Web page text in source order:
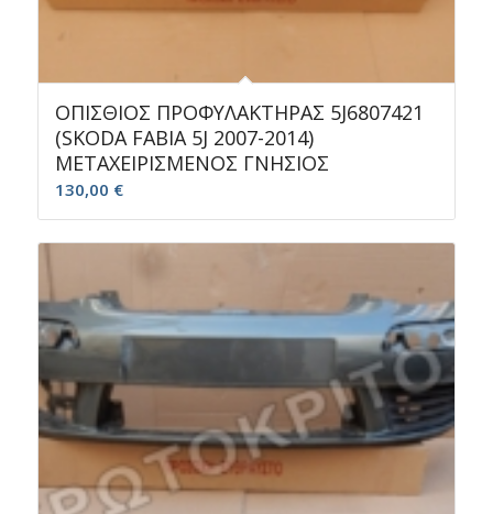
ΟΠΙΣΘΙΟΣ ΠΡΟΦΥΛΑΚΤΗΡΑΣ 5J6807421
(SKODA FABIA 5J 2007-2014)
ΜΕΤΑΧΕΙΡΙΣΜΕΝΟΣ ΓΝΗΣΙΟΣ
130,00 €